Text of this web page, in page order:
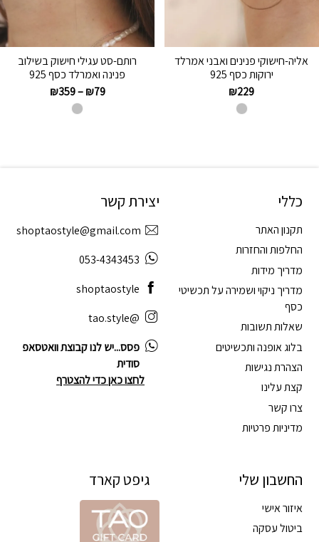
אליה-חישוקי פנינים ואבני אמרלד
ירוקות כסף 925
₪229
רותם-סט עגילי חישוק בשילוב
פנינה ואמרלד כסף 925
₪79
–
₪359
כללי
תקנון האתר
החלפות והחזרות
מדריך מידות
מדריך ניקוי ושמירה על תכשיטי
כסף
שאלות תשובות
בלוג אופנה ותכשיטים
הצהרת נגישות
קצת עלינו
צרו קשר
מדיניות פרטיות
החשבון שלי
איזור אישי
ביטול עסקה
יצירת קשר
shoptaostyle@gmail.com
053-4343453
shoptaostyle
@tao.style
פסס...יש לנו קבוצת וואטסאפ
סודית
לחצו כאן כדי להצטרף
גיפט קארד